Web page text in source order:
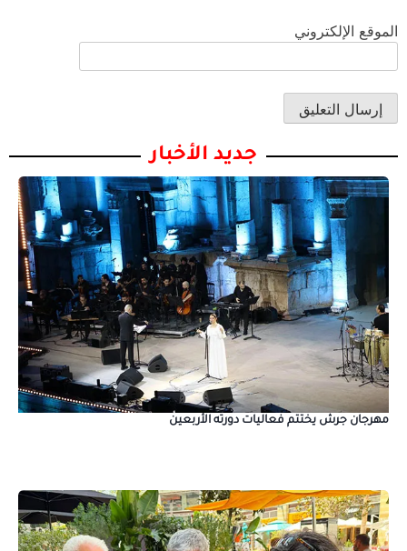
الموقع الإلكتروني
جديد الأخبار
مهرجان جرش يختتم فعاليات دورته الأربعين